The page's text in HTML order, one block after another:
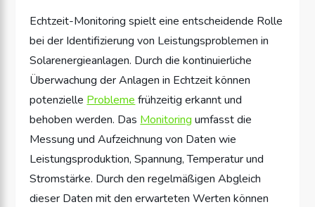
Echtzeit-Monitoring spielt eine entscheidende Rolle
bei der Identifizierung von Leistungsproblemen in
Solarenergieanlagen. Durch die kontinuierliche
Überwachung der Anlagen in Echtzeit können
potenzielle Probleme frühzeitig erkannt und
behoben werden. Das Monitoring umfasst die
Messung und Aufzeichnung von Daten wie
Leistungsproduktion, Spannung, Temperatur und
Stromstärke. Durch den regelmäßigen Abgleich
dieser Daten mit den erwarteten Werten können